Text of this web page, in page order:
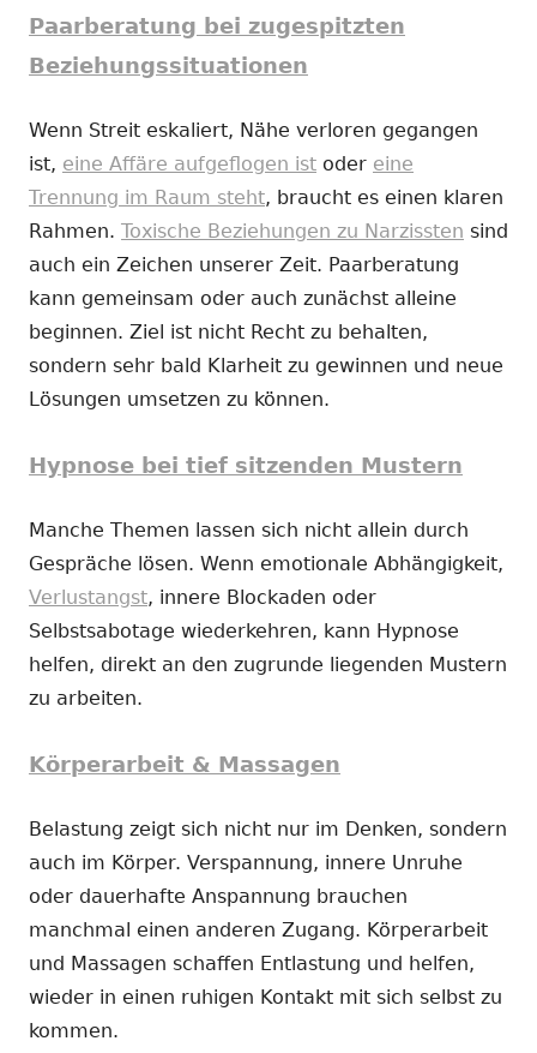
Paarberatung bei zugespitzten
Beziehungssituationen
Wenn Streit eskaliert, Nähe verloren gegangen
ist, eine Affäre aufgeflogen ist oder eine
Trennung im Raum steht, braucht es einen klaren
Rahmen. Toxische Beziehungen zu Narzissten sind
auch ein Zeichen unserer Zeit. Paarberatung
kann gemeinsam oder auch zunächst alleine
beginnen. Ziel ist nicht Recht zu behalten,
sondern sehr bald Klarheit zu gewinnen und neue
Lösungen umsetzen zu können.
Hypnose bei tief sitzenden Mustern
Manche Themen lassen sich nicht allein durch
Gespräche lösen. Wenn emotionale Abhängigkeit,
Verlustangst, innere Blockaden oder
Selbstsabotage wiederkehren, kann Hypnose
helfen, direkt an den zugrunde liegenden Mustern
zu arbeiten.
Körperarbeit & Massagen
Belastung zeigt sich nicht nur im Denken, sondern
auch im Körper. Verspannung, innere Unruhe
oder dauerhafte Anspannung brauchen
manchmal einen anderen Zugang. Körperarbeit
und Massagen schaffen Entlastung und helfen,
wieder in einen ruhigen Kontakt mit sich selbst zu
kommen.